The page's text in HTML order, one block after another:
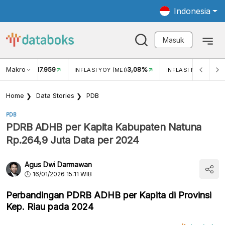
Indonesia
Masuk
Makro
USD/IDR 17.959 INFLASI YOY (MEI)3,08% INFLASI MOM (MEI)
Home Data Stories PDB
PDB
PDRB ADHB per Kapita Kabupaten Natuna
Rp.264,9 Juta Data per 2024
Agus Dwi Darmawan
16/01/2026 15:11 WIB
Perbandingan PDRB ADHB per Kapita di Provinsi
Kep. Riau pada 2024